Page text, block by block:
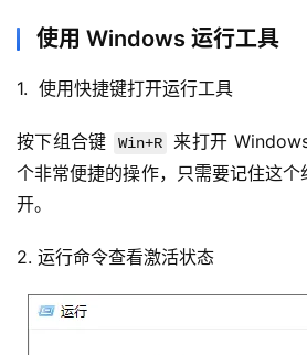
使用 Windows 运行工具
1.  使用快捷键打开运行工具
按下组合键 Win+R
来打开
个非常便捷的操作，只需要记住这
开。
2. 运行命令查看激活状态